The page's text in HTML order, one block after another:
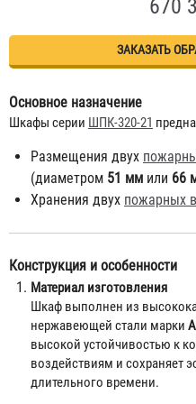
670
ЗАКАЗАТЬ
Основное назначение
Шкафы серии ШПК-320-21
Размещения двух
(диаметром 51 мм или 66
Хранения двух пожарных
Конструкция и особенности
Материал изготовления
Шкаф выполнен из
нержавеющей стали марки
высокой устойчивостью к
воздействиям и сохраняет
длительного времени.